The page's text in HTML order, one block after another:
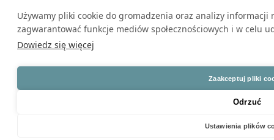
Używamy pliki cookie do gromadzenia oraz analizy
zagwarantować funkcje mediów społecznościowych i w celu
Dowiedz się więcej
Zaakceptuj pliki
Odrzuć
Ustawienia plików